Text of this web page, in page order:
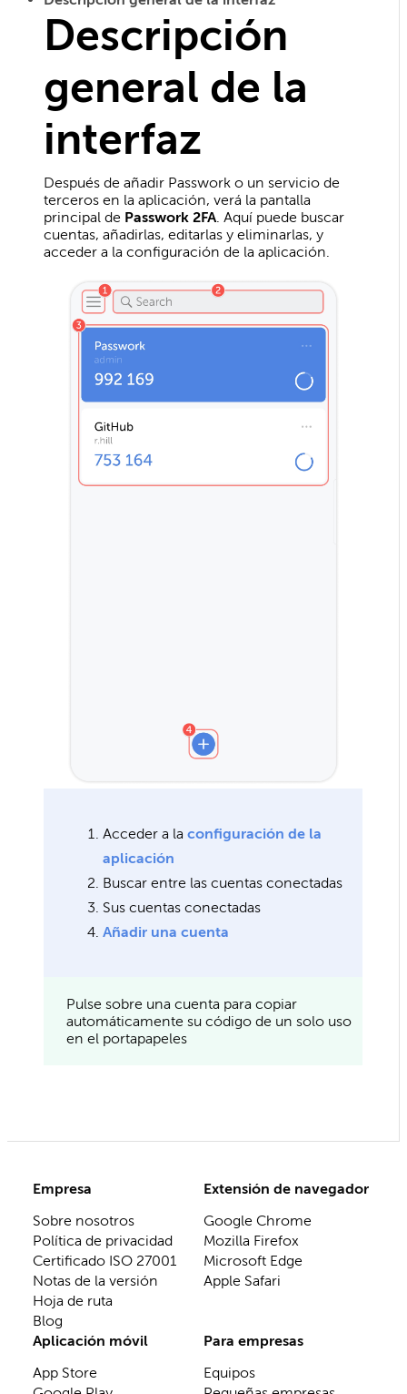
Descripción
general de la
interfaz
Después de añadir Passwork o un servicio de
terceros en la aplicación, verá la pantalla
principal de Passwork 2FA . Aquí puede buscar
cuentas, añadirlas, editarlas y eliminarlas, y
acceder a la configuración de la aplicación.
Acceder a la configuración de la
aplicación
Buscar entre las cuentas conectadas
Sus cuentas conectadas
Añadir una cuenta
Pulse sobre una cuenta para copiar
automáticamente su código de un solo uso
en el portapapeles
Empresa
Sobre nosotros
Política de privacidad
Certificado ISO 27001
Notas de la versión
Hoja de ruta
Blog
Extensión de navegador
Google Chrome
Mozilla Firefox
Microsoft Edge
Apple Safari
Aplicación móvil
App Store
Para empresas
Equipos